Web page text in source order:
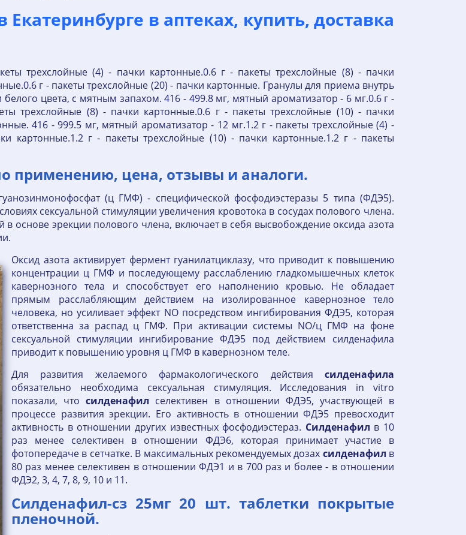
в аптеках, купить, доставка
трехслойные (4) - пачки картонные.0.6 г - пакеты трехслойные (8) - пачки
г - пакеты трехслойные (20) - пачки картонные. Гранулы для приема внутрь
цвета, с мятным запахом. 416 - 499.8 мг, мятный ароматизатор - 6 мг.0.6 г -
трехслойные (8) - пачки картонные.0.6 г - пакеты трехслойные (10) - пачки
416 - 999.5 мг, мятный ароматизатор - 12 мг.1.2 г - пакеты трехслойные (4) -
картонные.1.2 г - пакеты трехслойные (10) - пачки картонные.1.2 г - пакеты
применению, цена, отзывы и аналоги.
(ц ГМФ) - специфической фосфодиэстеразы 5 типа (ФДЭ5).
сексуальной стимуляции увеличения кровотока в сосудах полового члена.
основе эрекции полового члена, включает в себя высвобождение оксида азота
Оксид азота активирует фермент гуанилатциклазу, что приводит к повышению
концентрации ц ГМФ и последующему расслаблению гладкомышечных клеток
кавернозного тела и способствует его наполнению кровью. Не обладает
прямым расслабляющим действием на изолированное кавернозное тело
человека, но усиливает эффект NO посредством ингибирования ФДЭ5, которая
ответственна за распад ц ГМФ. При активации системы NO/ц ГМФ на фоне
сексуальной стимуляции ингибирование ФДЭ5 под действием силденафила
приводит к повышению уровня ц ГМФ в кавернозном теле.
Для развития желаемого фармакологического действия силденафила
обязательно необходима сексуальная стимуляция. Исследования in vitro
показали, чтосилденафил селективен в отношении ФДЭ5, участвующей в
процессе развития эрекции. Его активность в отношении ФДЭ5 превосходит
активность в отношении других известных фосфодиэстераз. Силденафил в 10
раз менее селективен в отношении ФДЭ6, которая принимает участие в
фотопередаче в сетчатке. В максимальных рекомендуемых дозах силденафил в
80 раз менее селективен в отношении ФДЭ1 и в 700 раз и более - в отношении
ФДЭ2, 3, 4, 7, 8, 9, 10 и 11.
Силденафил-сз 25мг 20 шт. таблетки покрытые
пленочной.